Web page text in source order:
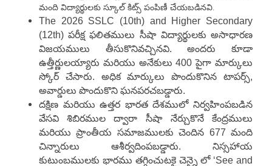
మంది విద్యార్థులకు స్కూల్ కిట్స్ పంపిణీ చేయబడినవి.
The 2026 SSLC (10th) and Higher Secondary
(12th) పరీక్ష ఫలితములు సీషా విద్యార్థులకు అసాధారణ
విజయములు తీసుకొనివచ్చినవి. అందరు కూడా
ఉత్తీర్ణులయ్యారు మరియు అనేకులు 400 పైగా మార్కులు
స్కోర్ చేసారు. అధిక మార్కులు పొందుకొనిన టాపర్స్,
అవార్డులు పొందుకొని ఘనపరచబడ్డారు.
దక్షిణ మరియు ఉత్తర భారత దేశములో నిర్వహింపబడిన
వేసవి శిబిరముల ద్వారా సీషా నేర్చుకొనే కేంద్రములు
మరియు ప్రాంతీయ సమాజములకు చెందిన 677 మంది
చిన్నారులు ఆశీర్వదింపబడ్డారు. నిస్సహాయ
కుటుంబములకు భారము తగ్గించుటకై చెన్నై లో ‘See and